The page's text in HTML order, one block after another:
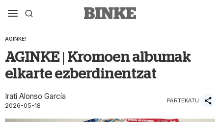
AGINKE!
AGINKE | Kromoen albumak
elkarte ezberdinentzat
Irati Alonso García
2026-05-18
PARTEKATU